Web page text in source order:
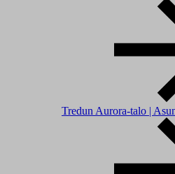
Tredun Aurora-talo |